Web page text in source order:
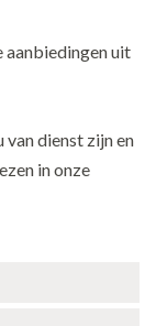
aanbiedingen uit
dienst zijn en
in onze